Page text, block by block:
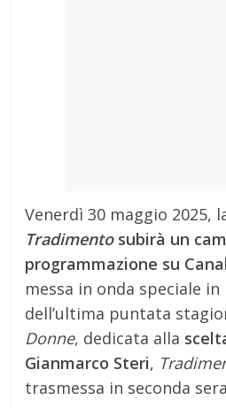
Venerdì 30 maggio 2025,
Tradimentosubirà un
programmazione su
messa in onda speciale
dell’ultima puntata
Donne, dedicata alla
Gianmarco Steri,
trasmessa in seconda